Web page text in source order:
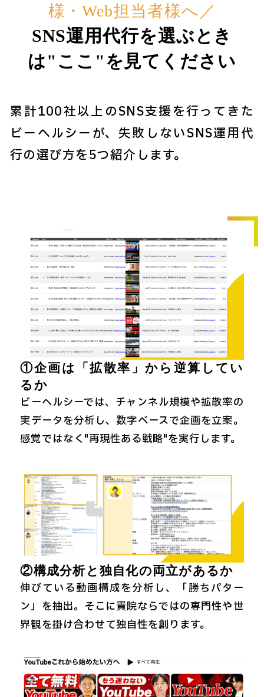
様・Web担当者様へ／
SNS運用代行を選ぶとき
は"ここ"を見てください
累計100社以上のSNS支援を行ってきた
ビーヘルシーが、失敗しないSNS運用代
行の選び方を5つ紹介します。
①企画は「拡散率」から逆算してい
るか
ビーヘルシーでは、チャンネル規模や拡散率の
実データを分析し、数字ベースで企画を立案。
感覚ではなく"再現性ある戦略"を実行します。
②構成分析と独自化の両立があるか
伸びている動画構成を分析し、「勝ちパター
ン」を抽出。そこに貴院ならではの専門性や世
界観を掛け合わせて独自性を創ります。